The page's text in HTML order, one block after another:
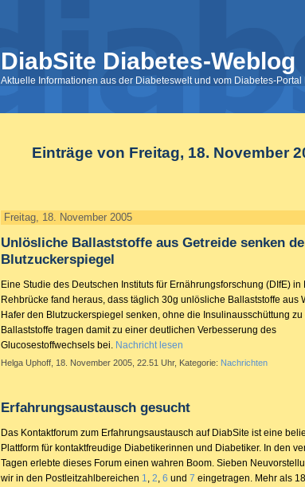
DiabSite Diabetes-Weblog
Aktuelle Informationen aus der Diabeteswelt und vom Diabetes-Portal
Einträge von Freitag, 18. November
Freitag, 18. November 2005
Unlösliche Ballaststoffe aus Getreide senken
Blutzuckerspiegel
Eine Studie des Deutschen Instituts für Ernährungsforschung (DIfE) in
Rehbrücke fand heraus, dass täglich 30g unlösliche Ballaststoffe aus
Hafer den Blutzuckerspiegel senken, ohne die Insulinausschüttung
Ballaststoffe tragen damit zu einer deutlichen Verbesserung des
Glucosestoffwechsels bei. Nachricht lesen
Helga Uphoff, 18. November 2005, 22.51 Uhr, Kategorie: Nachrichten
Erfahrungsaustausch gesucht
Das Kontaktforum zum Erfahrungsaustausch auf DiabSite ist eine
Plattform für kontaktfreudige Diabetikerinnen und Diabetiker. In den
Tagen erlebte dieses Forum einen wahren Boom. Sieben
wir in den Postleitzahlbereichen 1, 2, 6 und 7 eingetragen. Mehr als